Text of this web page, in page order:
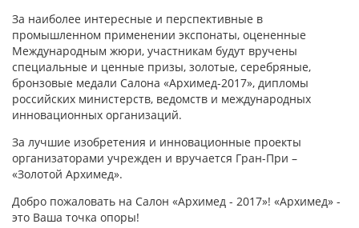
За наиболее интересные и перспективные в
промышленном применении экспонаты, оцененные
Международным жюри, участникам будут вручены
специальные и ценные призы, золотые, серебряные,
бронзовые медали Салона «Архимед-2017», дипломы
российских министерств, ведомств и международных
инновационных организаций.
За лучшие изобретения и инновационные проекты
организаторами учрежден и вручается Гран-При –
«Золотой Архимед».
Добро пожаловать на Салон «Архимед - 2017»! «Архимед» -
это Ваша точка опоры!